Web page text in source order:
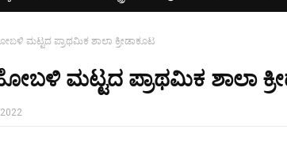
ಮಟ್ಟದ ಪ್ರಾಥಮಿಕ ಶಾಲಾ ಕ್ರೀಡಾಕೂಟ
ಮಟ್ಟದ ಪ್ರಾಥಮಿಕ ಶಾಲಾ